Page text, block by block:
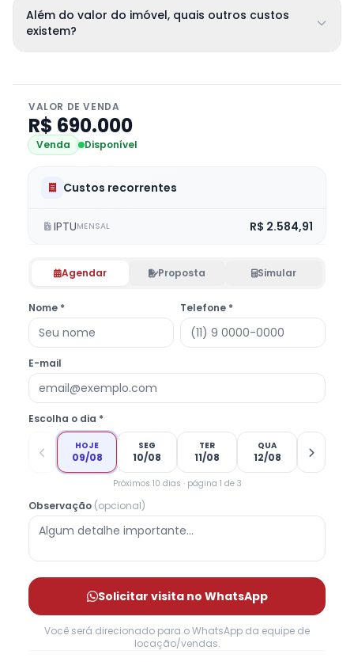
Além do valor do imóvel, quais outros custos
existem?
VALOR DE VENDA
R$ 690.000
Venda Disponível
Custos recorrentes
IPTUMENSAL R$ 2.584,91
Agendar Proposta Simular
Nome * Telefone *
E-mail
Escolha o dia *
HOJE
09/08
SEG
10/08
TER
11/08
QUA
12/08
Próximos 10 dias · página 1 de 3
Observação (opcional)
Solicitar visita no WhatsApp
Você será direcionado para o WhatsApp da equipe de
locação/vendas.